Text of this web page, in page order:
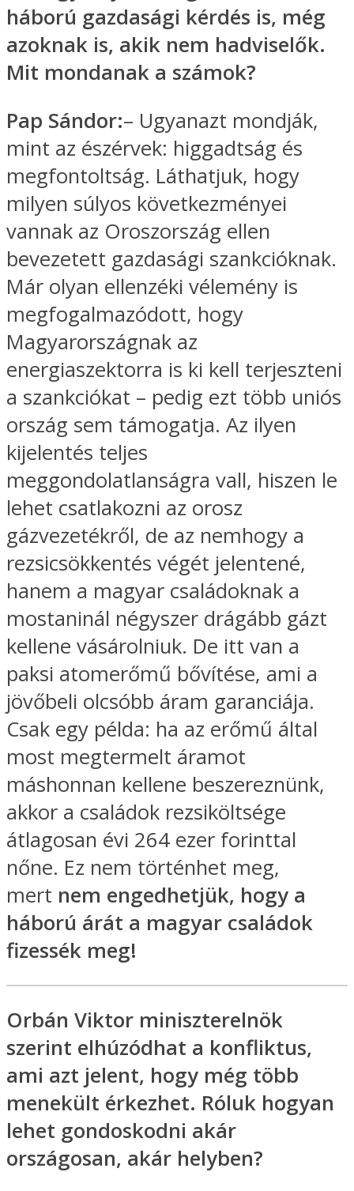
háború gazdasági kérdés is, még
azoknak is, akik nem hadviselők.
Mit mondanak a számok?
Pap Sándor:– Ugyanazt mondják,
mint az észérvek: higgadtság és
megfontoltság. Láthatjuk, hogy
milyen súlyos következményei
vannak az Oroszország ellen
bevezetett gazdasági szankcióknak.
Már olyan ellenzéki vélemény is
megfogalmazódott, hogy
Magyarországnak az
energiaszektorra is ki kell terjeszteni
a szankciókat – pedig ezt több uniós
ország sem támogatja. Az ilyen
kijelentés teljes
meggondolatlanságra vall, hiszen le
lehet csatlakozni az orosz
gázvezetékről, de az nemhogy a
rezsicsökkentés végét jelentené,
hanem a magyar családoknak a
mostaninál négyszer drágább gázt
kellene vásárolniuk. De itt van a
paksi atomerőmű bővítése, ami a
jövőbeli olcsóbb áram garanciája.
Csak egy példa: ha az erőmű által
most megtermelt áramot
máshonnan kellene beszereznünk,
akkor a családok rezsiköltsége
átlagosan évi 264 ezer forinttal
nőne. Ez nem történhet meg,
mert nem engedhetjük, hogy a
háború árát a magyar családok
fizessék meg!
Orbán Viktor miniszterelnök
szerint elhúzódhat a konfliktus,
ami azt jelent, hogy még több
menekült érkezhet. Róluk hogyan
lehet gondoskodni akár
országosan, akár helyben?